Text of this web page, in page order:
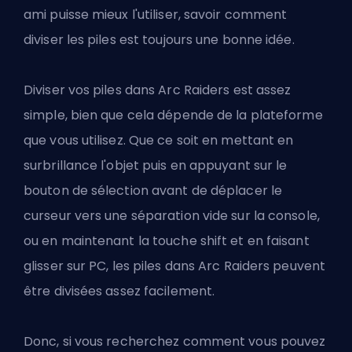
ami puisse mieux l'utiliser, savoir comment
diviser les piles est toujours une bonne idée.
Diviser vos piles dans Arc Raiders est assez
simple, bien que cela dépende de la plateforme
que vous utilisez. Que ce soit en mettant en
surbrillance l'objet puis en appuyant sur le
bouton de sélection avant de déplacer le
curseur vers une séparation vide sur la console,
ou en maintenant la touche shift et en faisant
glisser sur PC, les piles dans Arc Raiders peuvent
être divisées assez facilement.
Donc, si vous recherchez comment vous pouvez